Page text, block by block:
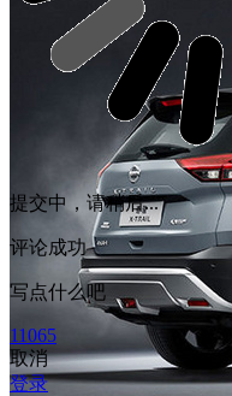
提交中，请稍后...
评论成功
写点什么吧
11065
取消
登录